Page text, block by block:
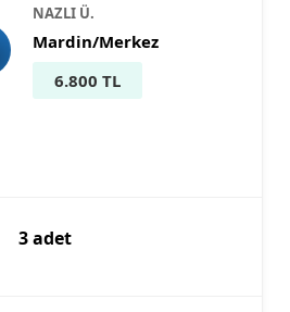
NAZLI Ü.
Mardin/Merkez
6.800 TL
3 adet